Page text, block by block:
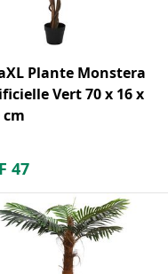
Plante Monstera
Vert 70 x 16 x
cm
47